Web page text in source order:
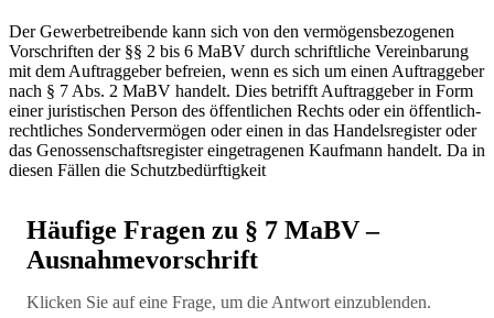
Der Gewerbetreibende kann sich von den vermögensbezogenen
Vorschriften der §§ 2 bis 6 MaBV durch schriftliche Vereinbarung
mit dem Auftraggeber befreien, wenn es sich um einen Auftraggeber
nach § 7 Abs. 2 MaBV handelt. Dies betrifft Auftraggeber in Form
einer juristischen Person des öffentlichen Rechts oder ein öffentlich-
rechtliches Sondervermögen oder einen in das Handelsregister oder
das Genossenschaftsregister eingetragenen Kaufmann handelt. Da in
diesen Fällen die Schutzbedürftigkeit
Häufige Fragen zu § 7 MaBV –
Ausnahmevorschrift
Klicken Sie auf eine Frage, um die Antwort einzublenden.